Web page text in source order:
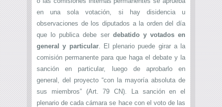
en una sola votación, si hay disidencia u
observaciones de los diputados a la orden del día
que lo publica debe ser debatido y votados en
general y particular. El plenario puede girar a la
comisión permanente para que haga el debate y la
sanción en particular, luego de aprobarlo en
general, del proyecto “con la mayoría absoluta de
sus miembros” (Art. 79 CN). La sanción en el
plenario de cada cámara se hace con el voto de las